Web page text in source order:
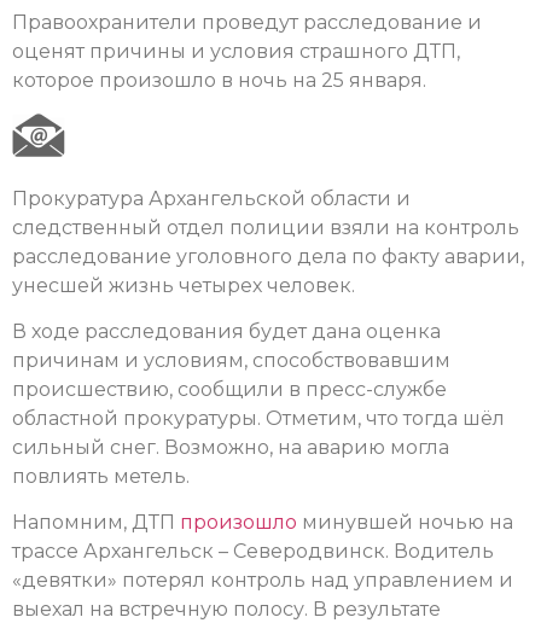
Правоохранители проведут расследование и
оценят причины и условия страшного ДТП,
которое произошло в ночь на 25 января.
Прокуратура Архангельской области и
следственный отдел полиции взяли на контроль
расследование уголовного дела по факту аварии,
унесшей жизнь четырех человек.
В ходе расследования будет дана оценка
причинам и условиям, способствовавшим
происшествию, сообщили в пресс-службе
областной прокуратуры. Отметим, что тогда шёл
сильный снег. Возможно, на аварию могла
повлиять метель.
Напомним, ДТП произошло минувшей ночью на
трассе Архангельск – Северодвинск. Водитель
«девятки» потерял контроль над управлением и
выехал на встречную полосу. В результате